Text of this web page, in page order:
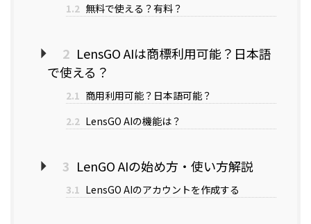
1.2 無料で使える？有料？
2 LensGO AIは商標利用可能？日本語
で使える？
2.1 商用利用可能？日本語可能？
2.2 LensGO AIの機能は？
3 LenGO AIの始め方・使い方解説
3.1 LensGO AIのアカウントを作成する